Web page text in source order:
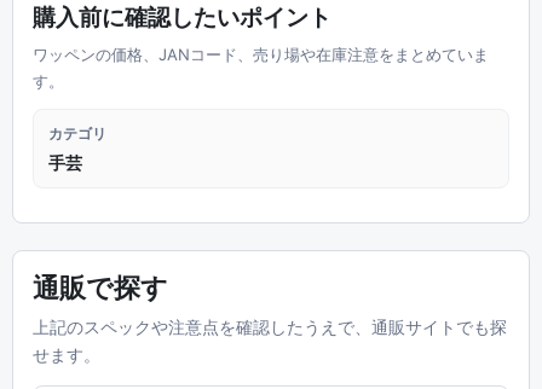
購入前に確認したいポイント
ワッペンの価格、JANコード、売り場や在庫注意をまとめていま
す。
カテゴリ
手芸
通販で探す
上記のスペックや注意点を確認したうえで、通販サイトでも探
せます。